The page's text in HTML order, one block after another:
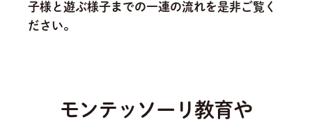
子様と遊ぶ様子までの一連の流れを是非ご覧く
ださい。
モンテッソーリ教育や